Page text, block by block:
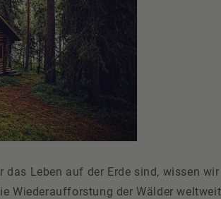
Leben auf der Erde sind, wissen
Wiederaufforstung der Wälder